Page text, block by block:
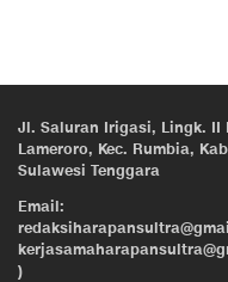
Jl. Saluran Irigasi, Lingk. II
Lameroro, Kec. Rumbia,
Sulawesi Tenggara
Email:
)